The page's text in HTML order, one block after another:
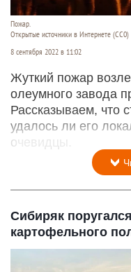
Пожар.
Открытые источники в Интернете (СС0)
8 сентября 2022 в 11:02
Жуткий пожар
олеумного завода
Рассказываем, что
удалось ли его
очевидцы.
Сибиряк
картофельного